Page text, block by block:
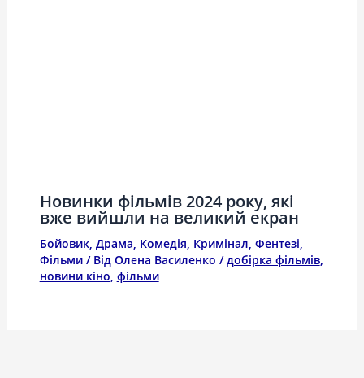
Новинки фільмів 2024 року, які
вже вийшли на великий екран
Бойовик, Драма, Комедія, Кримінал, Фентезі,
Фільми/ Від Олена Василенко /добірка фільмів,
новини кіно, фільми